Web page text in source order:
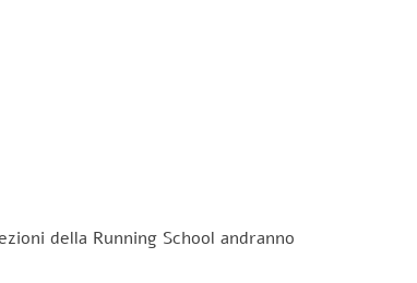
della Running School andranno